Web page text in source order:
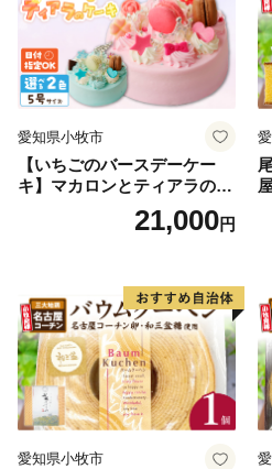
愛知県小牧市
【いちごのバースデーケー
キ】マカロンとティアラのケ
ーキ スイーツ 日時指定可 デ
ザート 洋菓子 お取り寄せ 愛
デコレーションケーキ ホー
ルケーキ
21,000円
愛知県小牧市